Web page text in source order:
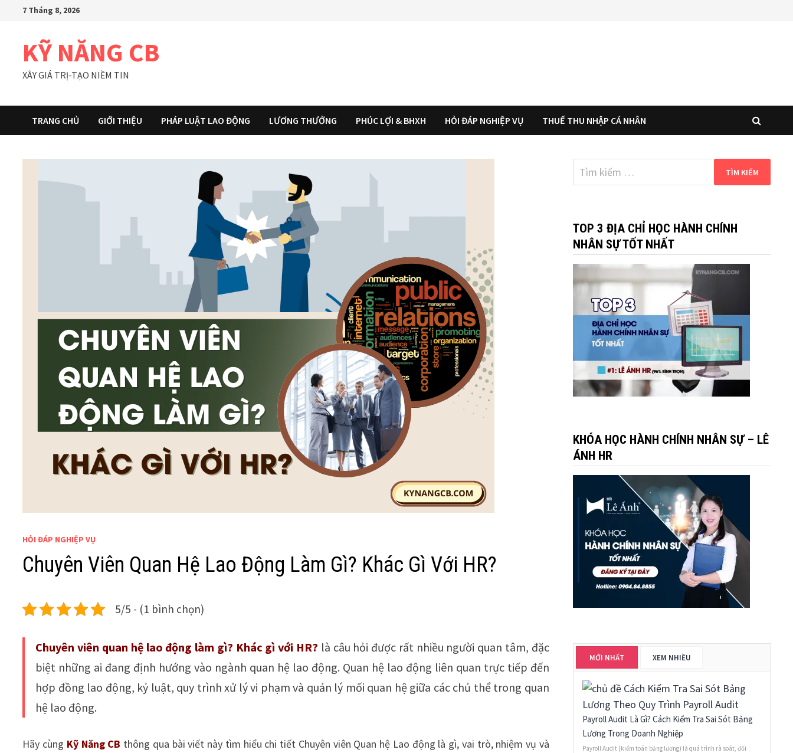
7 Tháng 8, 2026
KỸ NĂNG CB
XÂY GIÁ TRỊ-TẠO NIỀM TIN
TRANG CHỦ GIỚI THIỆU PHÁP LUẬT LAO ĐỘNG LƯƠNG THƯỞNG PHÚC LỢI & BHXH HỎI ĐÁP NGHIỆP VỤ THUẾ THU NHẬP CÁ NHÂN
HỎI ĐÁP NGHIỆP VỤ
Chuyên Viên Quan Hệ Lao Động Làm Gì? Khác Gì Với HR?
5/5 - (1 bình chọn)
Chuyên viên quan hệ lao động làm gì? Khác gì với HR? là câu hỏi được rất nhiều người quan tâm, đặc
biệt những ai đang định hướng vào ngành quan hệ lao động. Quan hệ lao động liên quan trực tiếp đến
hợp đồng lao động, kỷ luật, quy trình xử lý vi phạm và quản lý mối quan hệ giữa các chủ thể trong quan
hệ lao động.
Hãy cùng Kỹ Năng CB thông qua bài viết này tìm hiểu chi tiết Chuyên viên Quan hệ Lao động là gì, vai trò, nhiệm vụ và
Tìm
kiếm
TOP 3 ĐỊA CHỈ HỌC HÀNH CHÍNH
NHÂN SỰ TỐT NHẤT
KHÓA HỌC HÀNH CHÍNH NHÂN SỰ – LÊ
ÁNH HR
MỚI NHẤT XEM NHIỀU
Payroll Audit Là Gì? Cách Kiểm Tra Sai Sót Bảng
Lương Trong Doanh Nghiệp
Payroll Audit (kiểm toán bảng lương) là quá trình rà soát, đối